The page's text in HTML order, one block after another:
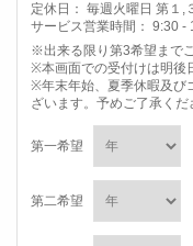
定休日： 毎週火曜日 第１
サービス営業時間： 9:30 -
※出来る限り第3希望まで
※本画面での受付けは明後
※年末年始、夏季休暇及び
ざいます。予めご了承くだ
第一希望
第二希望